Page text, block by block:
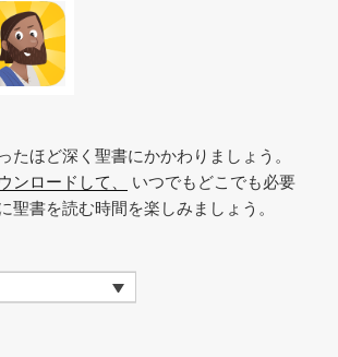
たほど深く聖書にかかわりましょう。
ンロードして、
いつでもどこでも必要
聖書を読む時間を楽しみましょう。